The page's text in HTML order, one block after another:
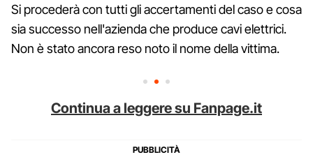
Si procederà con tutti gli accertamenti del caso e cosa
sia successo nell'azienda che produce cavi elettrici.
Non è stato ancora reso noto il nome della vittima.
Continua a leggere su Fanpage.it